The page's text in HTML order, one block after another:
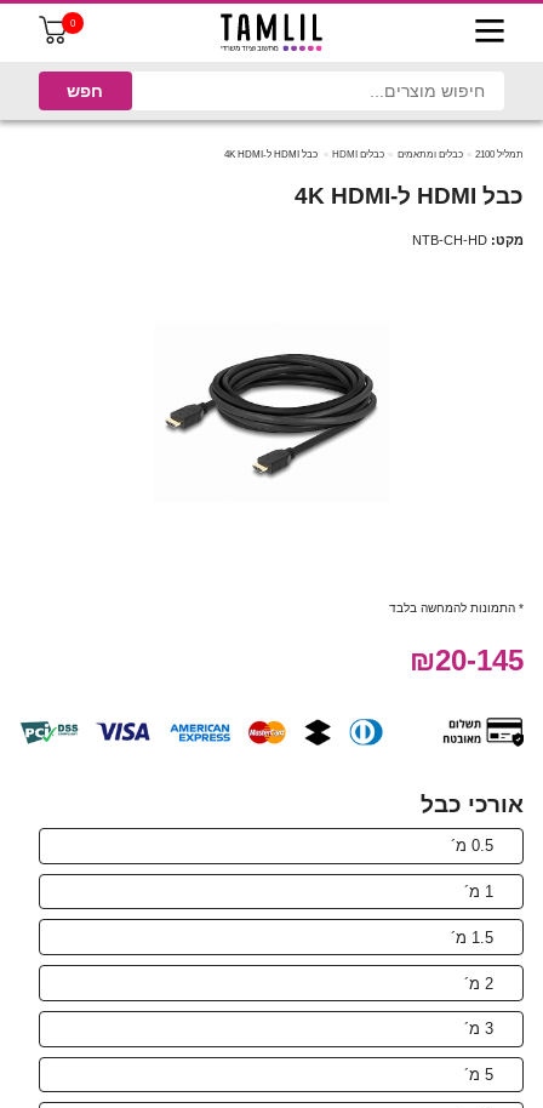
0
תמליל 2100 כבלים ומתאמים כבלים HDMI כבל HDMI ל-4K HDMI
כבל HDMI ל-4K HDMI
מקט: NTB-CH-HD
* התמונות להמחשה בלבד
₪20-145
אורכי כבל
0.5 מ´
1 מ´
1.5 מ´
2 מ´
3 מ´
5 מ´